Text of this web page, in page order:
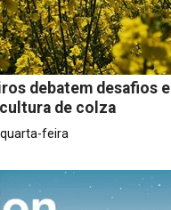
debatem desafios e
de colza
feira